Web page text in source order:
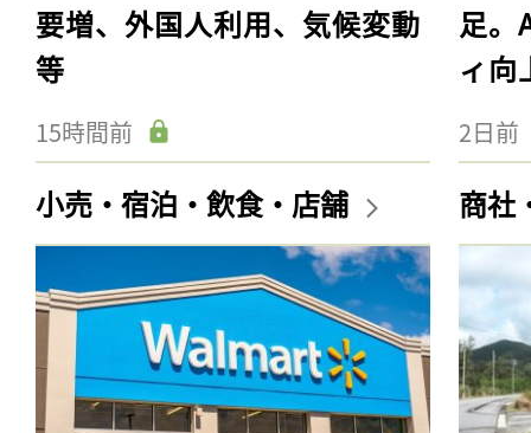
要増、外国人利用、気候変動
等
15時間前
足。
ィ向
2日前
小売・宿泊・飲食・店舗 商社